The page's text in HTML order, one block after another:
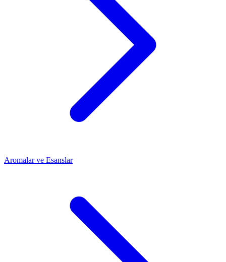
Aromalar ve Esanslar